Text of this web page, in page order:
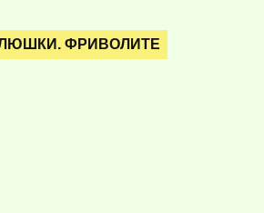
ФРИВОЛИТЕ